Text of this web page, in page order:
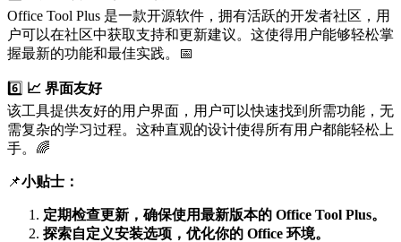
Office Tool Plus 是一款开源软件，拥有活跃的开发者社区，用
户可以在社区中获取支持和更新建议。这使得用户能够轻松掌
握最新的功能和最佳实践。📅
6️⃣ 📈 界面友好
该工具提供友好的用户界面，用户可以快速找到所需功能，无
需复杂的学习过程。这种直观的设计使得所有用户都能轻松上
手。🌈
📌小贴士：
定期检查更新，确保使用最新版本的 Office Tool Plus。
探索自定义安装选项，优化你的 Office 环境。